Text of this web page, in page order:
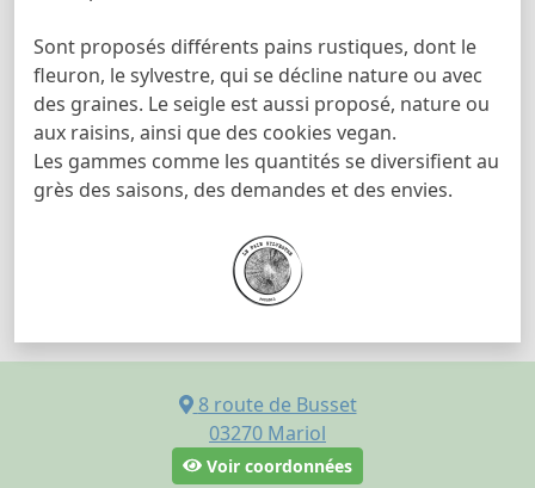
Sont proposés différents pains rustiques, dont le
fleuron, le sylvestre, qui se décline nature ou avec
des graines. Le seigle est aussi proposé, nature ou
aux raisins, ainsi que des cookies vegan.
Les gammes comme les quantités se diversifient au
grès des saisons, des demandes et des envies.
8 route de Busset
03270 Mariol
Voir coordonnées